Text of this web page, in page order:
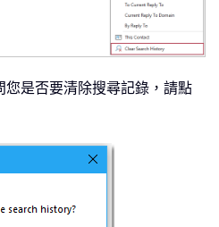
是否要清除搜尋記錄，請點